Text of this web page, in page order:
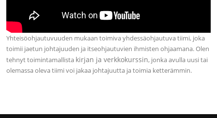
Yhteisöohjautuvuuden mukaan toimiva yhdessäohjautuva tiimi, joka
toimii jaetun johtajuuden ja itseohjautuvien ihmisten ohjaamana. Olen
tehnyt toimintamallista kirjan ja verkkokurssin, jonka avulla uusi tai
olemassa oleva tiimi voi jakaa johtajuutta ja toimia ketterämmin.